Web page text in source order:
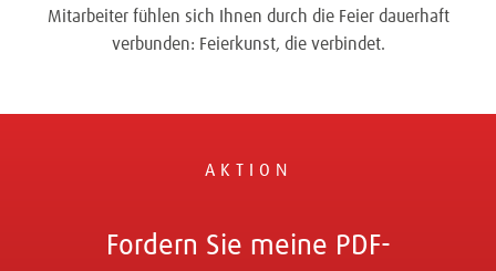
Mitarbeiter fühlen sich Ihnen durch die Feier dauerhaft
verbunden: Feierkunst, die verbindet.
AKTION
Fordern Sie meine PDF-